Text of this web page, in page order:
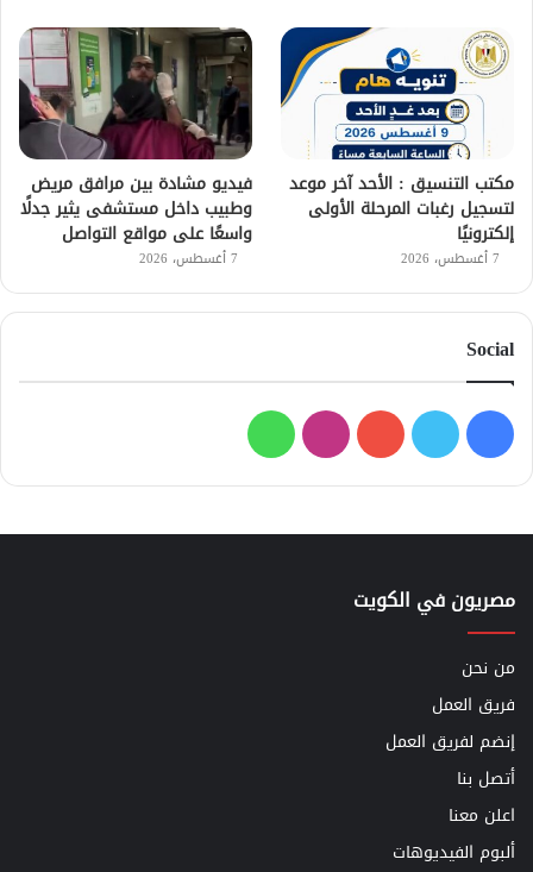
مكتب التنسيق : الأحد آخر موعد
لتسجيل رغبات المرحلة الأولى
إلكترونيًا
7 أغسطس، 2026
فيديو مشادة بين مرافق مريض
وطبيب داخل مستشفى يثير جدلًا
واسعًا على مواقع التواصل
7 أغسطس، 2026
Social
فيسبوك
تويتر يوتيوبانستقرامواتساب
مصريون في الكويت
من نحن
فريق العمل
إنضم لفريق العمل
أتصل بنا
اعلن معنا
ألبوم الفيديوهات